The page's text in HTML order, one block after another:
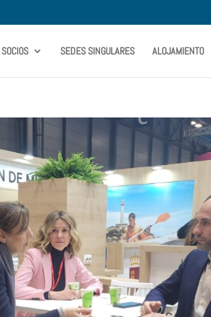
SOCIOS SEDES SINGULARES ALOJAMIENTO